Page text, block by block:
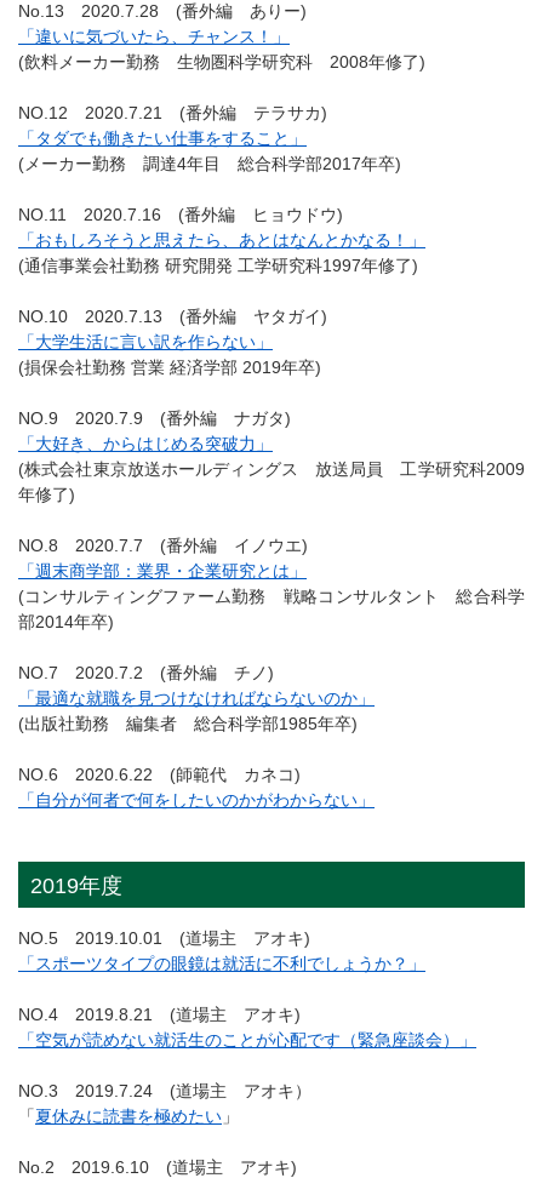
No.13 2020.7.28 (番外編 ありー)
「違いに気づいたら、チャンス！」
(飲料メーカー勤務 生物圏科学研究科 2008年修了)
NO.12 2020.7.21 (番外編 テラサカ)
「タダでも働きたい仕事をすること」
(メーカー勤務 調達4年目 総合科学部2017年卒)
NO.11 2020.7.16 (番外編 ヒョウドウ)
「おもしろそうと思えたら、あとはなんとかなる！」
(通信事業会社勤務 研究開発 工学研究科1997年修了)
NO.10 2020.7.13 (番外編 ヤタガイ)
「大学生活に言い訳を作らない」
(損保会社勤務 営業 経済学部 2019年卒)
NO.9 2020.7.9 (番外編 ナガタ)
「大好き、からはじめる突破力」
(株式会社東京放送ホールディングス 放送局員 工学研究科2009
年修了)
NO.8 2020.7.7 (番外編 イノウエ)
「週末商学部：業界・企業研究とは」
(コンサルティングファーム勤務 戦略コンサルタント 総合科学
部2014年卒)
NO.7 2020.7.2 (番外編 チノ)
「最適な就職を見つけなければならないのか」
(出版社勤務 編集者 総合科学部1985年卒)
NO.6 2020.6.22 (師範代 カネコ)
「自分が何者で何をしたいのかがわからない」
2019年度
NO.5 2019.10.01 (道場主 アオキ)
「スポーツタイプの眼鏡は就活に不利でしょうか？」
NO.4 2019.8.21 (道場主 アオキ)
「空気が読めない就活生のことが心配です（緊急座談会）」
NO.3 2019.7.24 (道場主 アオキ）
「夏休みに読書を極めたい 」
No.2 2019.6.10 (道場主 アオキ)